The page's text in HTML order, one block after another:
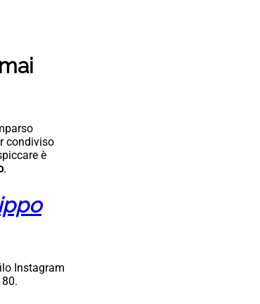
condiviso
è
.
Instagram